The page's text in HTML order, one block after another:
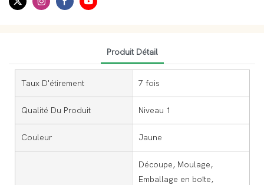
Produit Détail
Taux D'étirement 7 fois
Qualité Du Produit Niveau 1
Couleur Jaune
Découpe, Moulage,
Emballage en boîte,